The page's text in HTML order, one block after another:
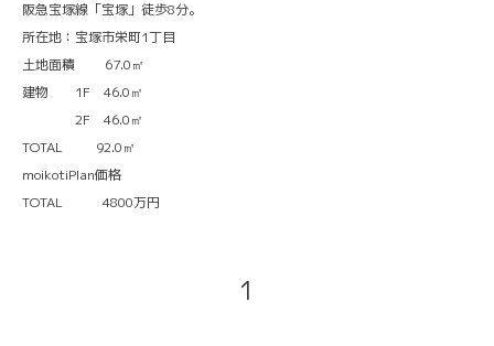
阪急宝塚線「宝塚」徒歩8分。
所在地：宝塚市栄町1丁目
土地面積 67.0㎡
建物 1F 46.0㎡
2F 46.0㎡
TOTAL 92.0㎡
moikotiPlan価格
TOTAL 4800万円
1